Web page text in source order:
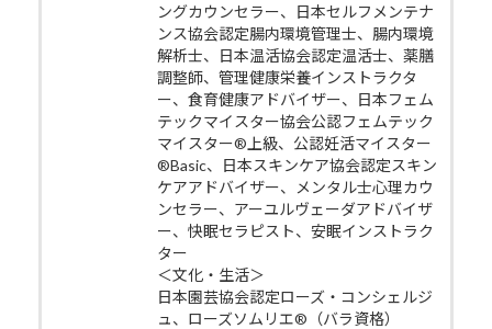
ングカウンセラー、日本セルフメンテナ
ンス協会認定腸内環境管理士、腸内環境
解析士、日本温活協会認定温活士、薬膳
調整師、管理健康栄養インストラクタ
ー、食育健康アドバイザー、日本フェム
テックマイスター協会公認フェムテック
マイスター®上級、公認妊活マイスター
®Basic、日本スキンケア協会認定スキン
ケアアドバイザー、メンタル士心理カウ
ンセラー、アーユルヴェーダアドバイザ
ー、快眠セラピスト、安眠インストラク
ター
＜文化・生活＞
日本園芸協会認定ローズ・コンシェルジ
ュ、ローズソムリエ®（バラ資格）